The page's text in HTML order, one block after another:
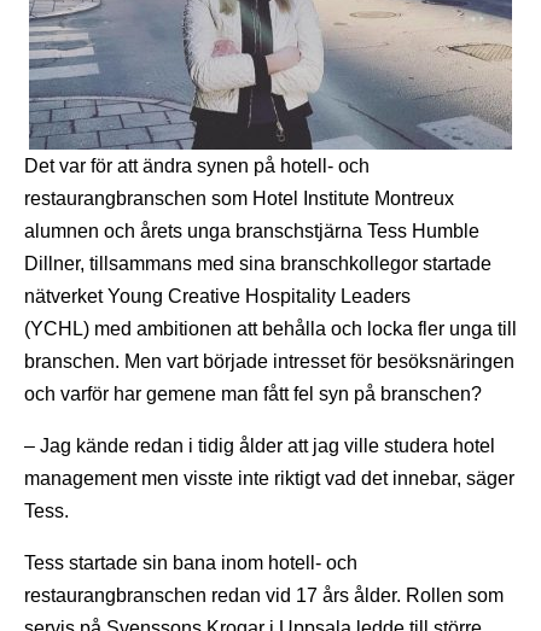
Det var för att ändra synen på hotell- och
restaurangbranschen som Hotel Institute Montreux
alumnen och årets unga branschstjärna Tess Humble
Dillner, tillsammans med sina branschkollegor startade
nätverket Young Creative Hospitality Leaders
(YCHL) med ambitionen att behålla och locka fler unga till
branschen. Men vart började intresset för besöksnäringen
och varför har gemene man fått fel syn på branschen?
– Jag kände redan i tidig ålder att jag ville studera hotel
management men visste inte riktigt vad det innebar, säger
Tess.
Tess startade sin bana inom hotell- och
restaurangbranschen redan vid 17 års ålder. Rollen som